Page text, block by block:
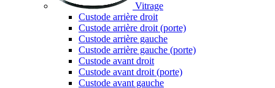
Vitrage
Custode arrière droit
Custode arrière droit (porte)
Custode arrière gauche
Custode arrière gauche (porte)
Custode avant droit
Custode avant droit (porte)
Custode avant gauche